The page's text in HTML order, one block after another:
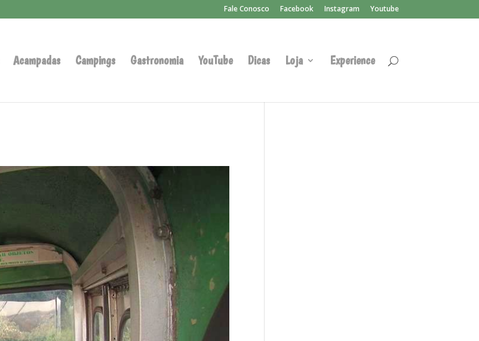
Fale Conosco Facebook Instagram Youtube
Acampadas Campings Gastronomia YouTube Dicas Loja Experience